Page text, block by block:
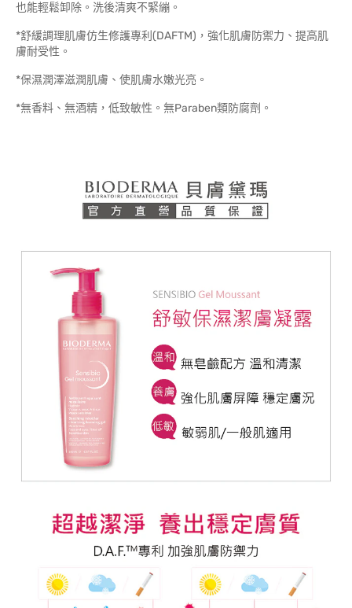
也能輕鬆卸除。洗後清爽不緊繃。
*舒緩調理肌膚仿生修護專利(DAFTM)，強化肌膚防禦力、提高肌
膚耐受性。
*保濕潤澤滋潤肌膚、使肌膚水嫩光亮。
*無香料、無酒精，低致敏性。無Paraben類防腐劑。